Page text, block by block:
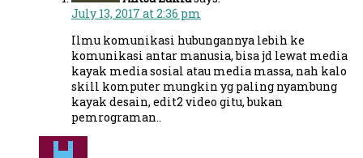
July 13, 2017 at 2:36 pm
Ilmu komunikasi hubungannya lebih ke
komunikasi antar manusia, bisa jd lewat media
kayak media sosial atau media massa, nah kalo
skill komputer mungkin yg paling nyambung
kayak desain, edit2 video gitu, bukan
pemrograman..